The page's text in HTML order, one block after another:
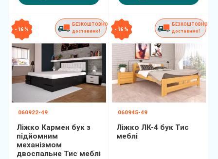
- 16 %
БЕЗКОШТОВНО
доставимо!
060922-49
Ліжко Кармен бук з
підйомним
механізмом
двоспальне Тис меблі
- 16 %
БЕЗКОШТОВНО
доставимо!
060945-49
Ліжко ЛК-4 бук Тис
меблі